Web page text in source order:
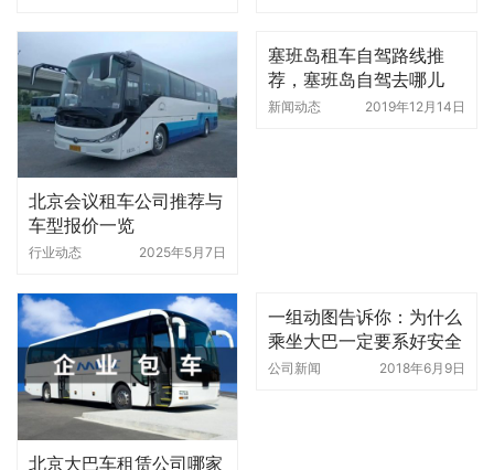
北京会议租车公司推荐与
车型报价一览
行业动态 2025年5月7日
塞班岛租车自驾路线推
荐，塞班岛自驾去哪儿
好，塞班岛自驾地图
新闻动态 2019年12月14日
北京大巴车租赁公司哪家
一组动图告诉你：为什么
乘坐大巴一定要系好安全
带
公司新闻 2018年6月9日